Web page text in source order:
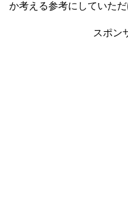
か考える参考にしていただ
スポン